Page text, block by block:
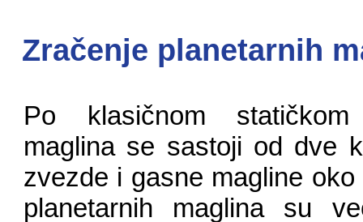
Zračenje planetarnih
Po klasičnom
maglina se sastoji od dve
zvezde i gasne magline
planetarnih maglina su